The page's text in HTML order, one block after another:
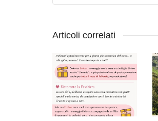
Articoli correlati